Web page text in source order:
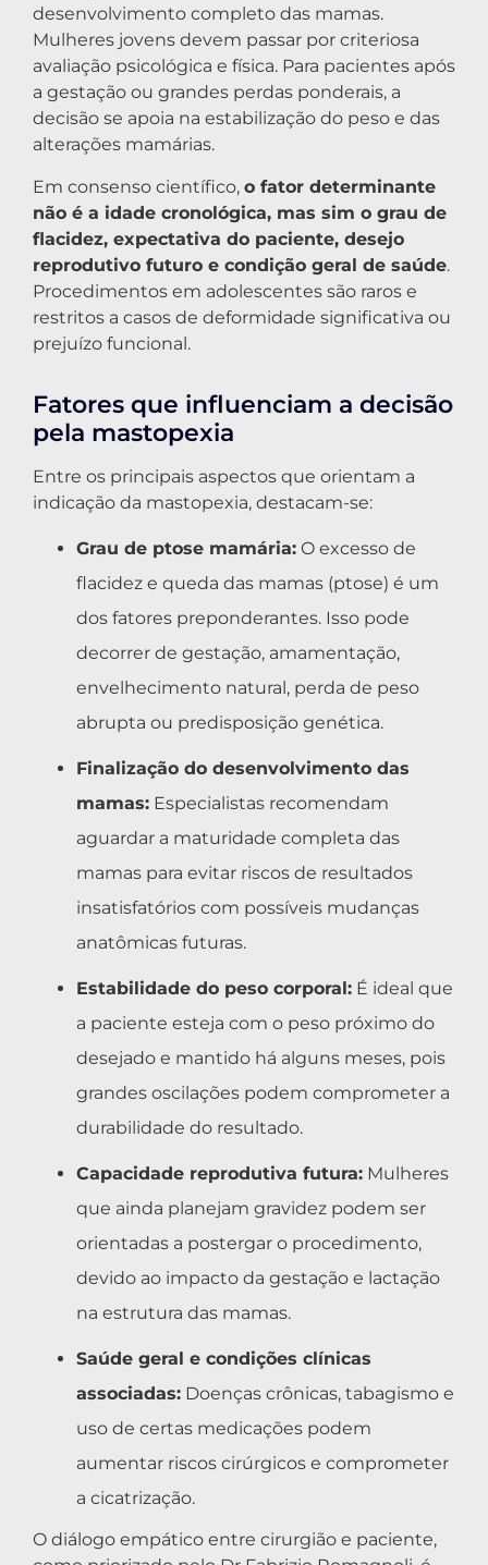
desenvolvimento completo das mamas.
Mulheres jovens devem passar por criteriosa
avaliação psicológica e física. Para pacientes após
a gestação ou grandes perdas ponderais, a
decisão se apoia na estabilização do peso e das
alterações mamárias.
Em consenso científico, o fator determinante
não é a idade cronológica, mas sim o grau de
flacidez, expectativa do paciente, desejo
reprodutivo futuro e condição geral de saúde.
Procedimentos em adolescentes são raros e
restritos a casos de deformidade significativa ou
prejuízo funcional.
Fatores que influenciam a decisão
pela mastopexia
Entre os principais aspectos que orientam a
indicação da mastopexia, destacam-se:
Grau de ptose mamária: O excesso de
flacidez e queda das mamas (ptose) é um
dos fatores preponderantes. Isso pode
decorrer de gestação, amamentação,
envelhecimento natural, perda de peso
abrupta ou predisposição genética.
Finalização do desenvolvimento das
mamas: Especialistas recomendam
aguardar a maturidade completa das
mamas para evitar riscos de resultados
insatisfatórios com possíveis mudanças
anatômicas futuras.
Estabilidade do peso corporal: É ideal que
a paciente esteja com o peso próximo do
desejado e mantido há alguns meses, pois
grandes oscilações podem comprometer a
durabilidade do resultado.
Capacidade reprodutiva futura: Mulheres
que ainda planejam gravidez podem ser
orientadas a postergar o procedimento,
devido ao impacto da gestação e lactação
na estrutura das mamas.
Saúde geral e condições clínicas
associadas: Doenças crônicas, tabagismo e
uso de certas medicações podem
aumentar riscos cirúrgicos e comprometer
a cicatrização.
O diálogo empático entre cirurgião e paciente,